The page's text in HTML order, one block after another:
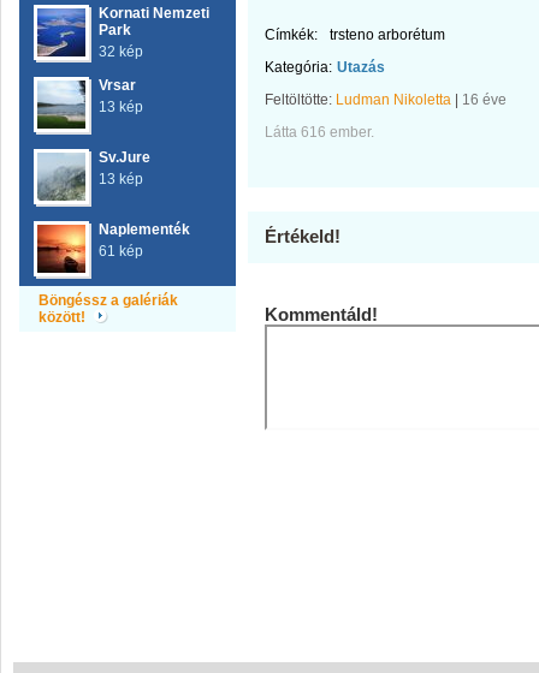
Kornati Nemzeti
Park
32 kép
Vrsar
13 kép
Sv.Jure
13 kép
Naplementék
61 kép
Böngéssz a galériák
között!
Címkék:
trsteno arborétum
Kategória: Utazás
Feltöltötte: Ludman Nikoletta
16 éve
Látta 616 ember.
Értékeld!
Kommentáld!